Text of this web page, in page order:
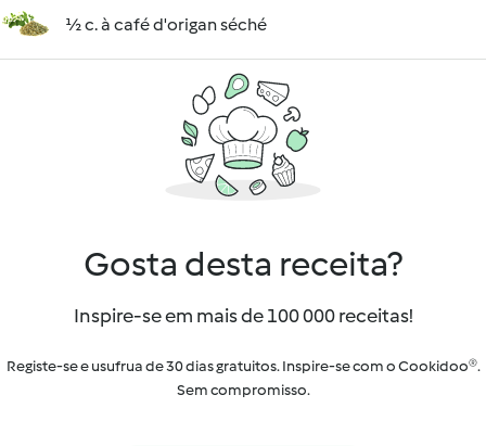
½ c. à café d'origan séché
Gosta desta receita?
Inspire-se em mais de 100 000 receitas!
Registe-se e usufrua de 30 dias gratuitos. Inspire-se com o Cookidoo®.
Sem compromisso.